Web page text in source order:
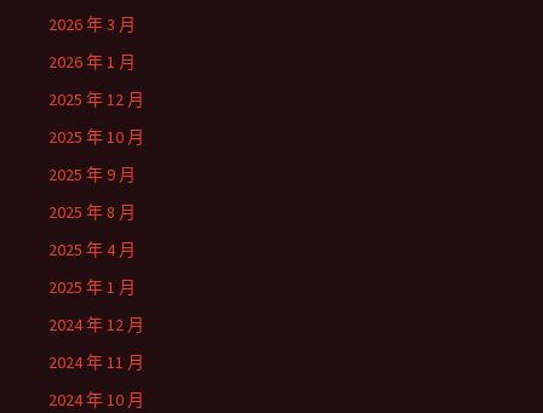
2026 年 3 月
2026 年 1 月
2025 年 12 月
2025 年 10 月
2025 年 9 月
2025 年 8 月
2025 年 4 月
2025 年 1 月
2024 年 12 月
2024 年 11 月
2024 年 10 月